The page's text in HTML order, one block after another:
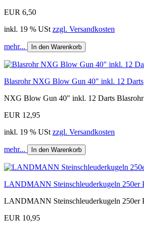
EUR 6,50
inkl. 19 % USt zzgl. Versandkosten
mehr... In den Warenkorb
Blasrohr NXG Blow Gun 40" inkl. 12 Darts
NXG Blow Gun 40" inkl. 12 Darts
EUR 12,95
inkl. 19 % USt zzgl. Versandkosten
mehr... In den Warenkorb
LANDMANN Steinschleuderkugeln 250er
LANDMANN Steinschleuderkugeln 250er
EUR 10,95